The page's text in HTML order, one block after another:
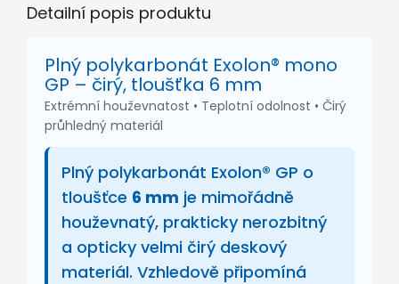
Detailní popis produktu
Plný polykarbonát Exolon® mono
GP – čirý, tloušťka 6 mm
Extrémní houževnatost • Teplotní odolnost • Čirý
průhledný materiál
Plný polykarbonát Exolon® GP o
tloušťce 6 mm je mimořádně
houževnatý, prakticky nerozbitný
a opticky velmi čirý deskový
materiál. Vzhledově připomíná